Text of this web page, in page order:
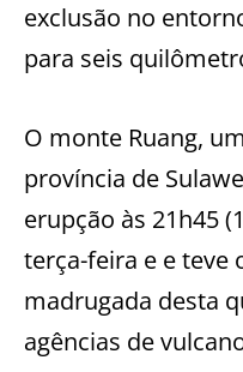
exclusão no
para seis
O monte Ruang,
província de
erupção às 21h45
terça-feira e e teve
madrugada desta
agências de